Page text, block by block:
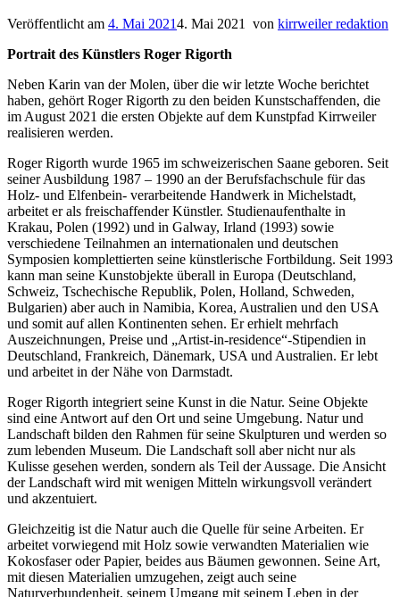
Veröffentlicht am 4. Mai 20214. Mai 2021 von kirrweiler redaktion
Portrait des Künstlers Roger Rigorth
Neben Karin van der Molen, über die wir letzte Woche berichtet
haben, gehört Roger Rigorth zu den beiden Kunstschaffenden, die
im August 2021 die ersten Objekte auf dem Kunstpfad Kirrweiler
realisieren werden.
Roger Rigorth wurde 1965 im schweizerischen Saane geboren. Seit
seiner Ausbildung 1987 – 1990 an der Berufsfachschule für das
Holz- und Elfenbein- verarbeitende Handwerk in Michelstadt,
arbeitet er als freischaffender Künstler. Studienaufenthalte in
Krakau, Polen (1992) und in Galway, Irland (1993) sowie
verschiedene Teilnahmen an internationalen und deutschen
Symposien komplettierten seine künstlerische Fortbildung. Seit 1993
kann man seine Kunstobjekte überall in Europa (Deutschland,
Schweiz, Tschechische Republik, Polen, Holland, Schweden,
Bulgarien) aber auch in Namibia, Korea, Australien und den USA
und somit auf allen Kontinenten sehen. Er erhielt mehrfach
Auszeichnungen, Preise und „Artist-in-residence“-Stipendien in
Deutschland, Frankreich, Dänemark, USA und Australien. Er lebt
und arbeitet in der Nähe von Darmstadt.
Roger Rigorth integriert seine Kunst in die Natur. Seine Objekte
sind eine Antwort auf den Ort und seine Umgebung. Natur und
Landschaft bilden den Rahmen für seine Skulpturen und werden so
zum lebenden Museum. Die Landschaft soll aber nicht nur als
Kulisse gesehen werden, sondern als Teil der Aussage. Die Ansicht
der Landschaft wird mit wenigen Mitteln wirkungsvoll verändert
und akzentuiert.
Gleichzeitig ist die Natur auch die Quelle für seine Arbeiten. Er
arbeitet vorwiegend mit Holz sowie verwandten Materialien wie
Kokosfaser oder Papier, beides aus Bäumen gewonnen. Seine Art,
mit diesen Materialien umzugehen, zeigt auch seine
Naturverbundenheit, seinem Umgang mit seinem Leben in der